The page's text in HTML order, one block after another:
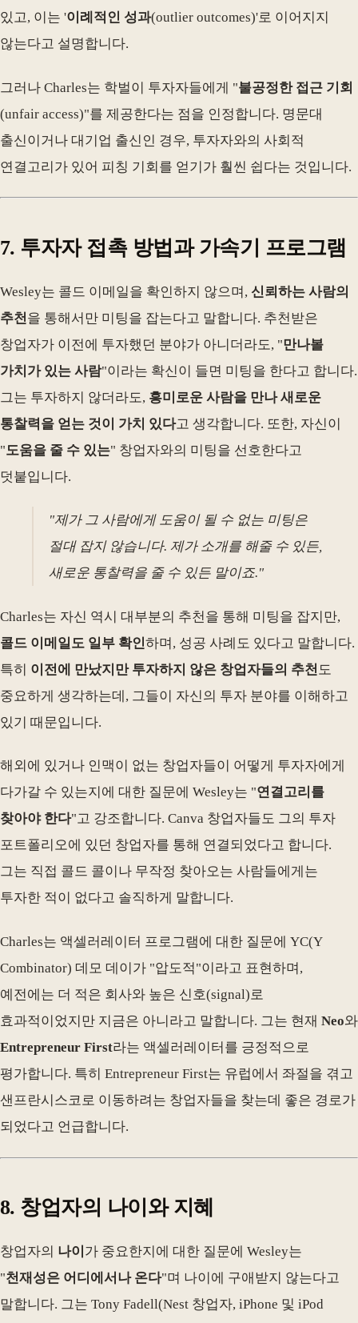
있고, 이는 '이례적인 성과(outlier outcomes)'로 이어지지
않는다고 설명합니다.
그러나 Charles는 학벌이 투자자들에게 "불공정한 접근 기회
(unfair access)"를 제공한다는 점을 인정합니다. 명문대
출신이거나 대기업 출신인 경우, 투자자와의 사회적
연결고리가 있어 피칭 기회를 얻기가 훨씬 쉽다는 것입니다.
7. 투자자 접촉 방법과 가속기 프로그램
Wesley는 콜드 이메일을 확인하지 않으며, 신뢰하는 사람의
추천 을 통해서만 미팅을 잡는다고 말합니다. 추천받은
창업자가 이전에 투자했던 분야가 아니더라도, "만나볼
가치가 있는 사람"이라는 확신이 들면 미팅을 한다고 합니다.
그는 투자하지 않더라도, 흥미로운 사람을 만나 새로운
통찰력을 얻는 것이 가치 있다고 생각합니다. 또한, 자신이
"도움을 줄 수 있는" 창업자와의 미팅을 선호한다고
덧붙입니다.
"제가 그 사람에게 도움이 될 수 없는 미팅은
절대 잡지 않습니다. 제가 소개를 해줄 수 있든,
새로운 통찰력을 줄 수 있든 말이죠."
Charles는 자신 역시 대부분의 추천을 통해 미팅을 잡지만,
콜드 이메일도 일부 확인하며, 성공 사례도 있다고 말합니다.
특히 이전에 만났지만 투자하지 않은 창업자들의 추천도
중요하게 생각하는데, 그들이 자신의 투자 분야를 이해하고
있기 때문입니다.
해외에 있거나 인맥이 없는 창업자들이 어떻게 투자자에게
다가갈 수 있는지에 대한 질문에 Wesley는 "연결고리를
찾아야 한다"고 강조합니다. Canva 창업자들도 그의 투자
포트폴리오에 있던 창업자를 통해 연결되었다고 합니다.
그는 직접 콜드 콜이나 무작정 찾아오는 사람들에게는
투자한 적이 없다고 솔직하게 말합니다.
Charles는 액셀러레이터 프로그램에 대한 질문에 YC(Y
Combinator) 데모 데이가 "압도적"이라고 표현하며,
예전에는 더 적은 회사와 높은 신호(signal)로
효과적이었지만 지금은 아니라고 말합니다. 그는 현재 Neo와
Entrepreneur First라는 액셀러레이터를 긍정적으로
평가합니다. 특히 Entrepreneur First는 유럽에서 좌절을 겪고
샌프란시스코로 이동하려는 창업자들을 찾는데 좋은 경로가
되었다고 언급합니다.
8. 창업자의 나이와 지혜
창업자의 나이 가 중요한지에 대한 질문에 Wesley는
"천재성은 어디에서나 온다"며 나이에 구애받지 않는다고
말합니다. 그는 Tony Fadell(Nest 창업자, iPhone 및 iPod